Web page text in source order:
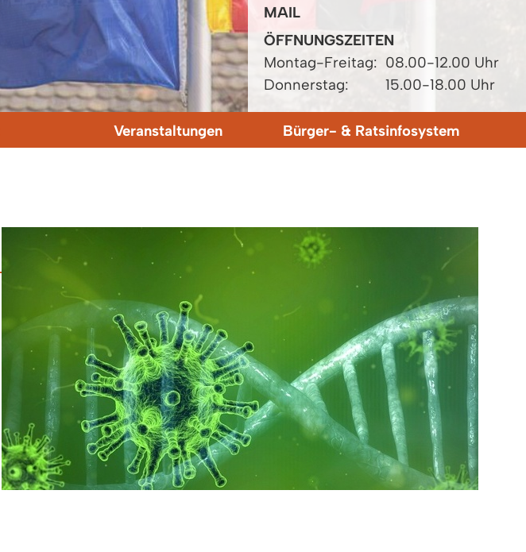
MAIL
ÖFFNUNGSZEITEN
Montag-Freitag: 08.00-12.00 Uhr
Donnerstag:
15.00-18.00 Uhr
Veranstaltungen Bürger- & Ratsinfosystem